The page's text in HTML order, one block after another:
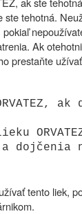
ste tehotná.
Ak
prestaňte
dojčenia
tento liek,